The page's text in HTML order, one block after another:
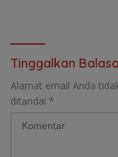
Tinggalkan
Alamat email Anda
ditandai *